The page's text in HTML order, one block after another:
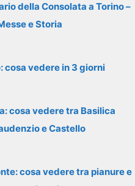
della Consolata a Torino –
e Storia
cosa vedere in 3 giorni
cosa vedere tra Basilica
e Castello
cosa vedere tra pianure e